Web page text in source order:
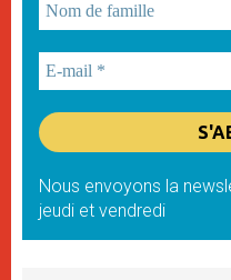
Nous envoyons la
jeudi et vendredi